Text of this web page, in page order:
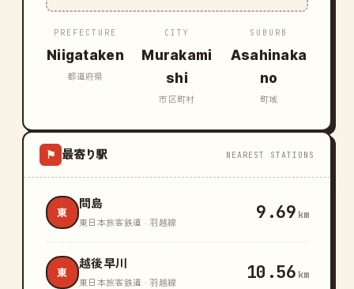
PREFECTURE
Niigataken
都道府県
CITY
Murakami
shi
市区町村
SUBURB
Asahinaka
no
町域
⚑ 最寄り駅 NEAREST STATIONS
東
間島
東日本旅客鉄道 · 羽越線 9.69 km
東
越後早川
東日本旅客鉄道 · 羽越線 10.56 km